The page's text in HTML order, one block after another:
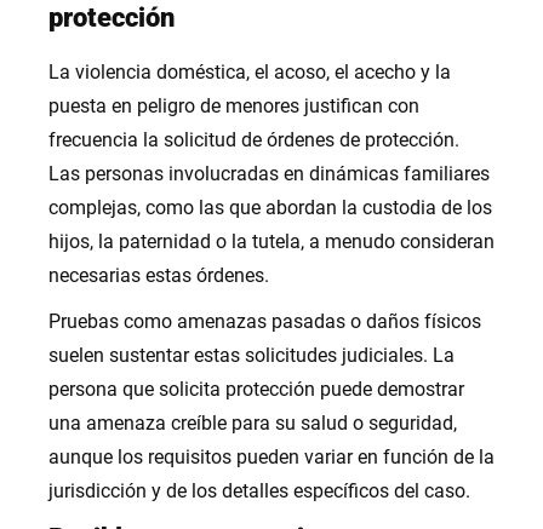
protección
La violencia doméstica, el acoso, el acecho y la
puesta en peligro de menores justifican con
frecuencia la solicitud de órdenes de protección.
Las personas involucradas en dinámicas familiares
complejas, como las que abordan la custodia de los
hijos, la paternidad o la tutela, a menudo consideran
necesarias estas órdenes.
Pruebas como amenazas pasadas o daños físicos
suelen sustentar estas solicitudes judiciales. La
persona que solicita protección puede demostrar
una amenaza creíble para su salud o seguridad,
aunque los requisitos pueden variar en función de la
jurisdicción y de los detalles específicos del caso.